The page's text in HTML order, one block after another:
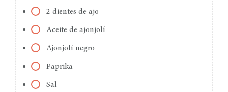
2 dientes de ajo
Aceite de ajonjolí
Ajonjolí negro
Paprika
Sal